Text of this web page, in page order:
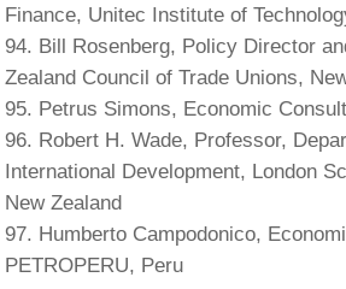
Finance, Unitec Institute of
Bill Rosenberg, Policy Director
Zealand Council of Trade Unions,
Petrus Simons, Economic
Robert H. Wade, Professor,
International Development, London
New Zealand
Humberto Campodonico,
PETROPERU, Peru